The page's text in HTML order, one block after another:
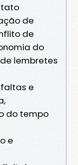
de
de
do
lembretes
e
do tempo
e